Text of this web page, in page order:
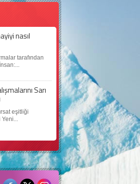
nasıl
tarafından
Sarı
eşitliği
Yeni...